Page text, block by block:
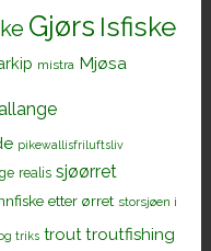
Gjørs Isfiske
mistra Mjøsa
pikewallisfriluftsliv
realis sjøørret
etter ørret storsjøen i
triks trout troutfishing